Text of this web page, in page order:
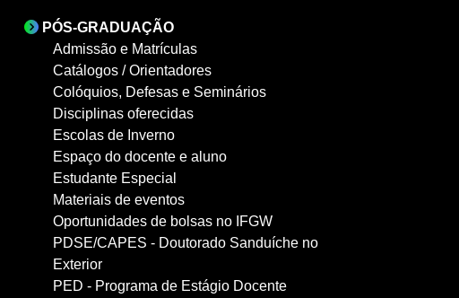
PÓS-GRADUAÇÃO
Admissão e Matrículas
Catálogos / Orientadores
Colóquios, Defesas e Seminários
Disciplinas oferecidas
Escolas de Inverno
Espaço do docente e aluno
Estudante Especial
Materiais de eventos
Oportunidades de bolsas no IFGW
PDSE/CAPES - Doutorado Sanduíche no
Exterior
PED - Programa de Estágio Docente